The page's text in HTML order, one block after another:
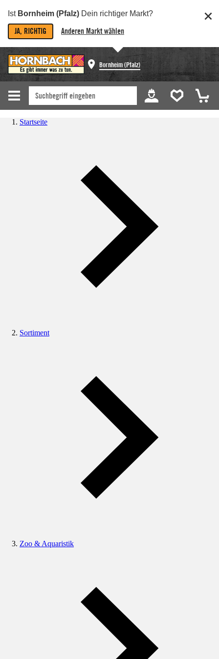
Ist Bornheim (Pfalz) Dein richtiger Markt?
JA, RICHTIG Anderen Markt wählen
Bornheim (Pfalz)
Startseite
Sortiment
Zoo & Aquaristik